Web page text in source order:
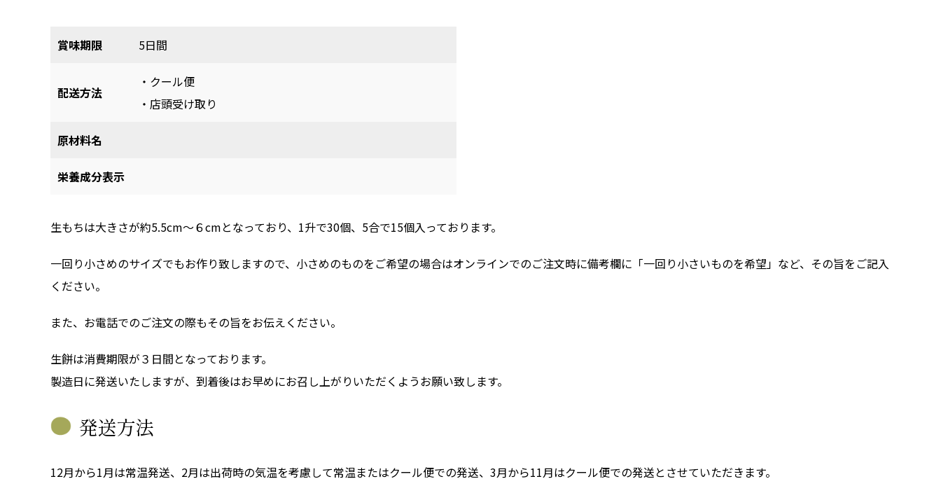
賞味期限 5日間
配送方法
・クール便
・店頭受け取り
原材料名
栄養成分表示
生もちは大きさが約5.5cm～６cmとなっており、1升で30個、5合で15個入っております。
一回り小さめのサイズでもお作り致しますので、小さめのものをご希望の場合はオンラインでのご注文時に備考欄に「一回り小さいものを希望」など、その旨をご記入
ください。
また、お電話でのご注文の際もその旨をお伝えください。
生餅は消費期限が３日間となっております。
製造日に発送いたしますが、到着後はお早めにお召し上がりいただくようお願い致します。
発送方法
12月から1月は常温発送、2月は出荷時の気温を考慮して常温またはクール便での発送、3月から11月はクール便での発送とさせていただきます。